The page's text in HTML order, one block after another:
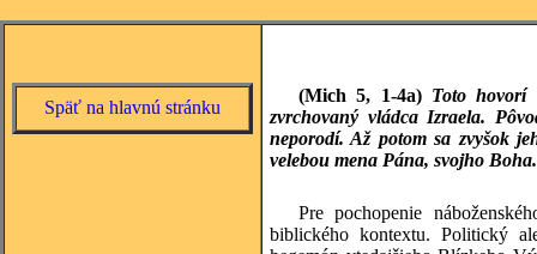
Späť na hlavnú stránku
(Mich 5, 1-4a) Toto hovorí
zvrchovaný vládca Izraela.
neporodí. Až potom sa zvyšok
velebou mena Pána, svojho
Pre pochopenie
biblického kontextu. Politický